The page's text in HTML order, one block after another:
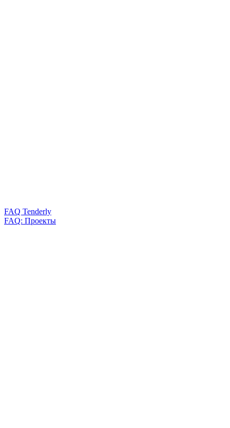
FAQ Tenderly
FAQ: Проекты